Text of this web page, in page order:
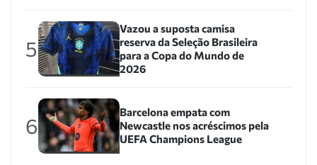
5
Vazou a suposta camisa
reserva da Seleção Brasileira
para a Copa do Mundo de
2026
6
Barcelona empata com
Newcastle nos acréscimos pela
UEFA Champions League